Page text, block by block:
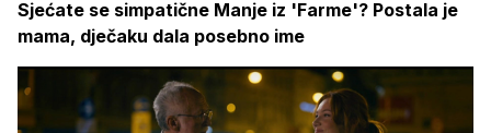
Sjećate se simpatične Manje iz 'Farme'? Postala je
mama, dječaku dala posebno ime